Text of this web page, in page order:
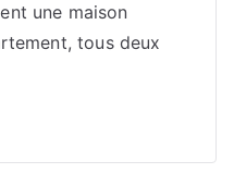
une maison
tous deux